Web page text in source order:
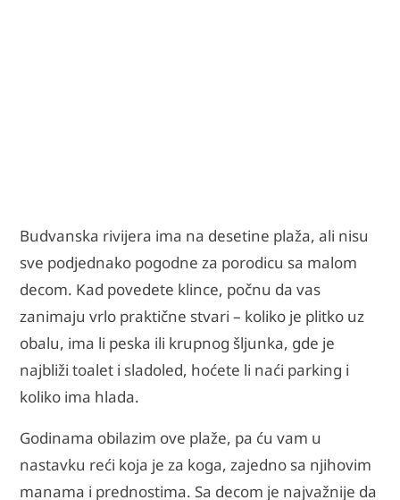
Budvanska rivijera ima na desetine plaža, ali nisu
sve podjednako pogodne za porodicu sa malom
decom. Kad povedete klince, počnu da vas
zanimaju vrlo praktične stvari – koliko je plitko uz
obalu, ima li peska ili krupnog šljunka, gde je
najbliži toalet i sladoled, hoćete li naći parking i
koliko ima hlada.
Godinama obilazim ove plaže, pa ću vam u
nastavku reći koja je za koga, zajedno sa njihovim
manama i prednostima. Sa decom je najvažnije da